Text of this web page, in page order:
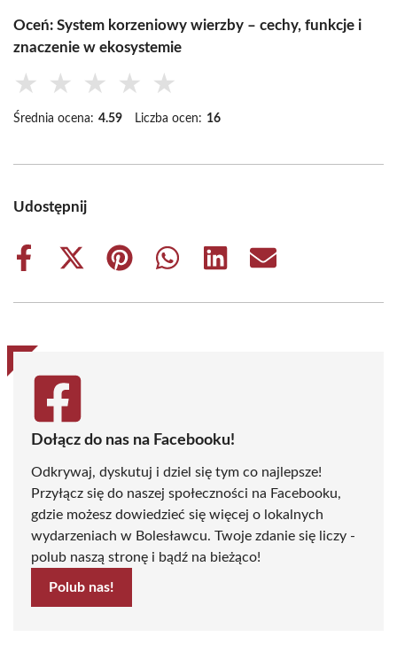
Oceń: System korzeniowy wierzby – cechy, funkcje i
znaczenie w ekosystemie
★ ★ ★ ★ ★
Średnia ocena: 4.59 Liczba ocen: 16
Udostępnij
Share
Share
(Twitter)
Share
Share
Share
Share
Dołącz do nas na Facebooku!
Odkrywaj, dyskutuj i dziel się tym co najlepsze!
Przyłącz się do naszej społeczności na Facebooku,
gdzie możesz dowiedzieć się więcej o lokalnych
wydarzeniach w Bolesławcu. Twoje zdanie się liczy -
polub naszą stronę i bądź na bieżąco!
Polub nas!